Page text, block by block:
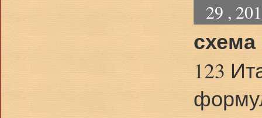
29 ,
схема
123